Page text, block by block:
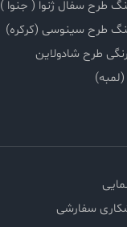
طرح سفال ژنوا ( جنوا )
طرح سینوسی (کرکره)
طرح شادولاین
سفارشی